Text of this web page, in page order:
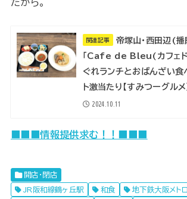
たから。
関連記事
帝塚山・西田辺(播
「Cafe de Bleu(カフェド
ぐれランチとおばんざい食
ト激当たり【すみつーグルメ
2024.10.11
■■■情報提供求む！！■■■
開店・閉店
JR阪和線鶴ヶ丘駅
和食
地下鉄大阪メ